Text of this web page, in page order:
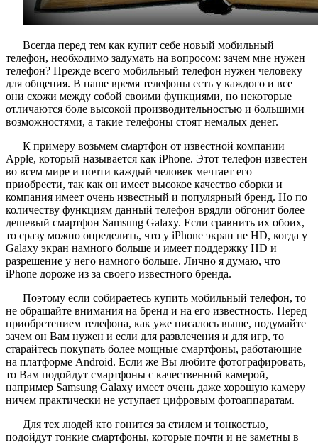
Всегда перед тем как купит себе новый мобильный
телефон, необходимо задумать на вопросом: зачем мне нужен
телефон? Прежде всего мобильный телефон нужен человеку
для общения. В наше время телефоны есть у каждого и все
они схожи между собой своими функциями, но некоторые
отличаются боле высокой производительностью и большими
возможностями, а такие телефоны стоят немалых денег.
К примеру возьмем смартфон от известной компании
Apple, который называется как iPhone. Этот телефон известен
во всем мире и почти каждый человек мечтает его
приобрести, так как он имеет высокое качество сборки и
компания имеет очень известный и популярный бренд. Но по
количеству функциям данный телефон врядли обгонит более
дешевый смартфон Samsung Galaxy. Если сравнить их обоих,
то сразу можно определить, что у iPhone экран не HD, когда у
Galaxy экран намного больше и имеет поддержку HD и
разрешение у него намного больше. Лично я думаю, что
iPhone дороже из за своего известного бренда.
Поэтому если собираетесь купить мобильный телефон, то
не обращайте внимания на бренд и на его известность. Перед
приобретением телефона, как уже писалось выше, подумайте
зачем он Вам нужен и если для развлечения и для игр, то
старайтесь покупать более мощные смартфоны, работающие
на платформе Android. Если же Вы любите фотографировать,
то Вам подойдут смартфоны с качественной камерой,
например Samsung Galaxy имеет очень даже хорошую камеру
ничем практически не уступает цифровым фотоаппаратам.
Для тех людей кто гонится за стилем и тонкостью,
подойдут тонкие смартфоны, которые почти и не заметны в